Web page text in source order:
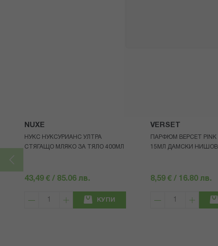
NUXE
НУКС НУКСУРИАНС УЛТРА
СТЯГАЩО МЛЯКО ЗА ТЯЛО 400МЛ
43,49 € / 85.06 лв.
КУПИ
VERSET
ПАРФЮМ ВЕРСЕТ PINK
15МЛ ДАМСКИ НИШОВ
8,59 € / 16.80 лв.